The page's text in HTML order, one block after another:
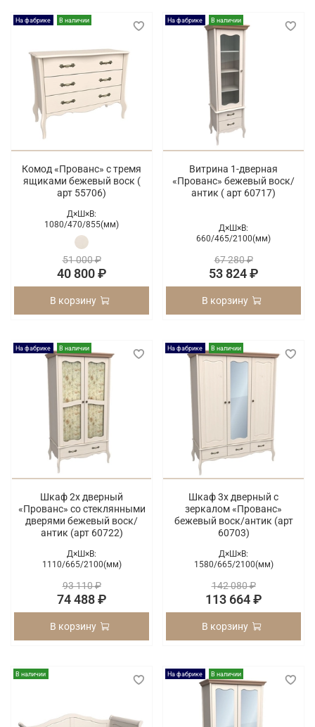
На фабрике В наличии
Комод «Прованс» с тремя
ящиками бежевый воск (
арт 55706)
Д×Ш×В:
1080/470/855(мм)
51 000 ₽
40 800 ₽
В корзину
На фабрике В наличии
Витрина 1-дверная
«Прованс» бежевый воск/
антик ( арт 60717)
Д×Ш×В:
660/465/2100(мм)
67 280 ₽
53 824 ₽
В корзину
На фабрике В наличии
Шкаф 2х дверный
«Прованс» со стеклянными
дверями бежевый воск/
антик (арт 60722)
Д×Ш×В:
1110/665/2100(мм)
93 110 ₽
74 488 ₽
В корзину
На фабрике В наличии
Шкаф 3х дверный с
зеркалом «Прованс»
бежевый воск/антик (арт
60703)
Д×Ш×В:
1580/665/2100(мм)
142 080 ₽
113 664 ₽
В корзину
В наличии На фабрике В наличии